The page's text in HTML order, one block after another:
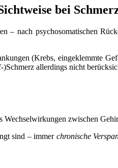
bei
nach psychosomatischen
(Krebs, eingeklemmte
allerdings nicht
Wechselwirkungen zwischen
sind – immer chronische